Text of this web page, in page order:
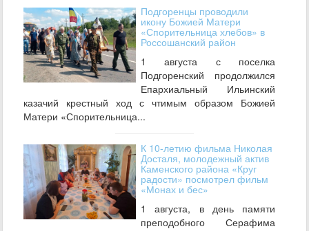
Подгоренцы проводили
икону Божией Матери
«Спорительница хлебов» в
Россошанский район
1 августа с поселка
Подгоренский продолжился
Епархиальный Ильинский
казачий крестный ход с чтимым образом Божией
Матери «Спорительница...
К 10-летию фильма Николая
Досталя, молодежный актив
Каменского района «Круг
радости» посмотрел фильм
«Монах и бес»
1 августа, в день памяти
преподобного Серафима